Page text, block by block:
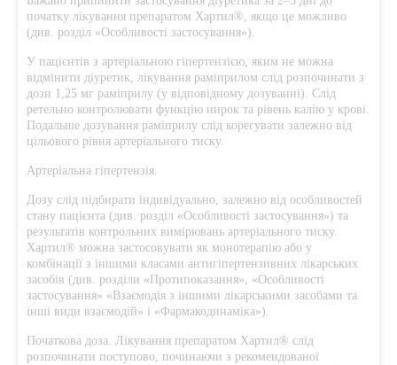
початку лікування препаратом Хартил®, якщо це можливо
(див. розділ «Особливості застосування»).
У пацієнтів з артеріальною гіпертензією, яким не можна
відмінити діуретик, лікування раміприлом слід розпочинати з
дози 1,25 мг раміприлу (у відповідному дозуванні). Слід
ретельно контролювати функцію нирок та рівень калію у крові.
Подальше дозування раміприлу слід корегувати залежно від
цільового рівня артеріального тиску.
Артеріальна гіпертензія.
Дозу слід підбирати індивідуально, залежно від особливостей
стану пацієнта (див. розділ «Особливості застосування») та
результатів контрольних вимірювань артеріального тиску.
Хартил® можна застосовувати як монотерапію або у
комбінації з іншими класами антигіпертензивних лікарських
засобів (див. розділи «Протипоказання», «Особливості
застосування» «Взаємодія з іншими лікарськими засобами та
інші види взаємодій» і «Фармакодинаміка»).
Початкова доза. Лікування препаратом Хартил® слід
розпочинати поступово, починаючи з рекомендованої